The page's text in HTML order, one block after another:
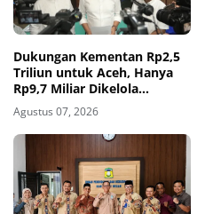
Dukungan Kementan Rp2,5
Triliun untuk Aceh, Hanya
Rp9,7 Miliar Dikelola
Pemerintah Aceh
Agustus 07, 2026